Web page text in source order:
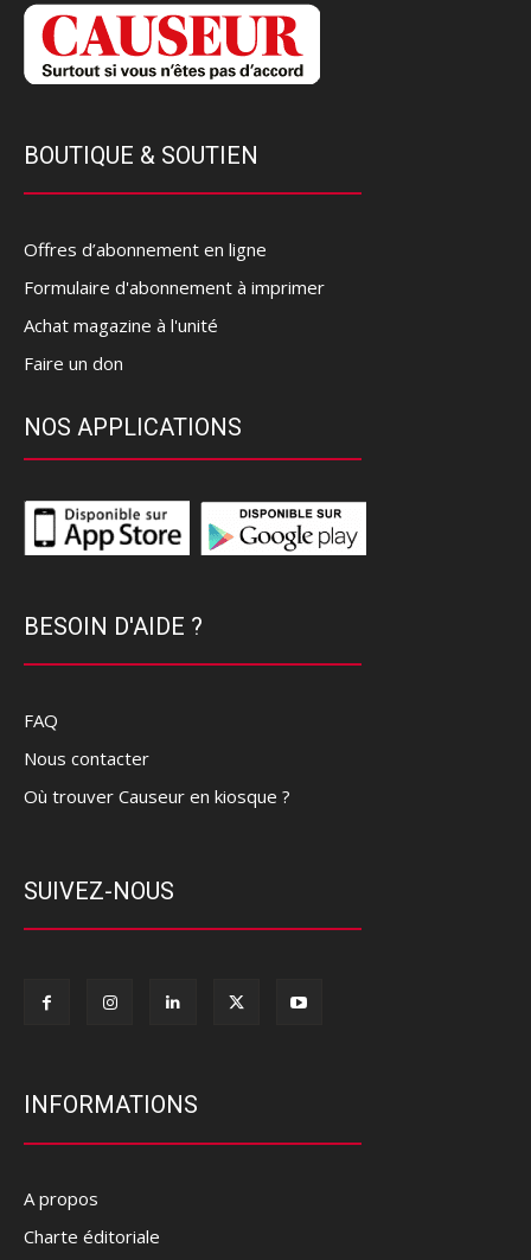
BOUTIQUE & SOUTIEN
Offres d’abonnement en ligne
Formulaire d'abonnement à imprimer
Achat magazine à l'unité
Faire un don
NOS APPLICATIONS
BESOIN D'AIDE ?
FAQ
Nous contacter
Où trouver Causeur en kiosque ?
SUIVEZ-NOUS
INFORMATIONS
A propos
Charte éditoriale